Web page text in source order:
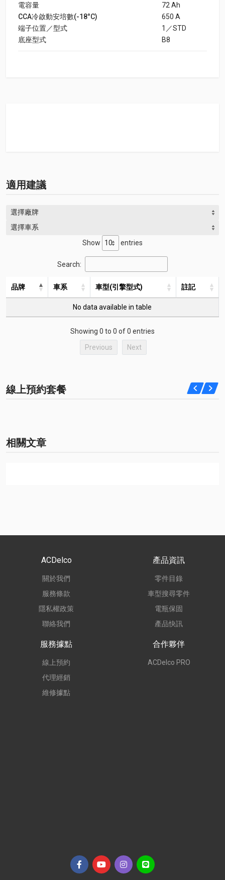
電容量
72 Ah
CCA冷啟動安培數(-18°C)
650 A
端子位置／型式
1／STD
底座型式
B8
適用建議
選擇廠牌
選擇車系
Show
entries
Search:
品牌 車系 車型(引擎型式) 註記
No data available in table
Showing 0 to 0 of 0 entries
Previous Next
線上預約套餐
相關文章
ACDelco
關於我們
服務條款
隱私權政策
聯絡我們
產品資訊
零件目錄
車型搜尋零件
電瓶保固
產品快訊
服務據點
線上預約
代理經銷
維修據點
合作夥伴
ACDelco PRO